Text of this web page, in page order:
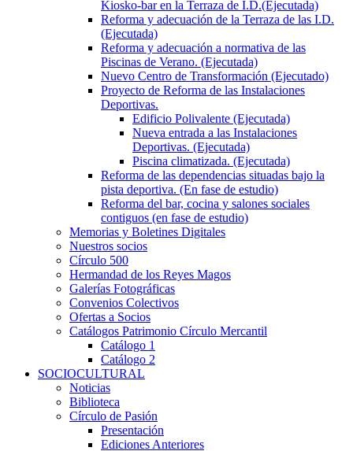
Kiosko-bar en la Terraza de I.D.(Ejecutada)
Reforma y adecuación de la Terraza de las I.D.
(Ejecutada)
Reforma y adecuación a normativa de las
Piscinas de Verano. (Ejecutada)
Nuevo Centro de Transformación (Ejecutado)
Proyecto de Reforma de las Instalaciones
Deportivas.
Edificio Polivalente (Ejecutada)
Nueva entrada a las Instalaciones
Deportivas. (Ejecutada)
Piscina climatizada. (Ejecutada)
Reforma de las dependencias situadas bajo la
pista deportiva. (En fase de estudio)
Reforma del bar, cocina y salones sociales
contiguos (en fase de estudio)
Memorias y Boletines Digitales
Nuestros socios
Círculo 500
Hermandad de los Reyes Magos
Galerías Fotográficas
Convenios Colectivos
Ofertas a Socios
Catálogos Patrimonio Círculo Mercantil
Catálogo 1
Catálogo 2
SOCIOCULTURAL
Noticias
Biblioteca
Círculo de Pasión
Presentación
Ediciones Anteriores